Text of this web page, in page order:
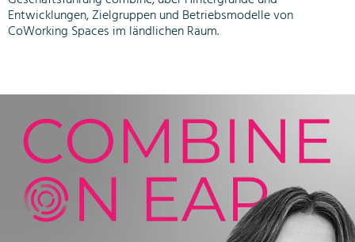
Entwicklungen, Zielgruppen und Betriebsmodelle von
CoWorking Spaces im ländlichen Raum.